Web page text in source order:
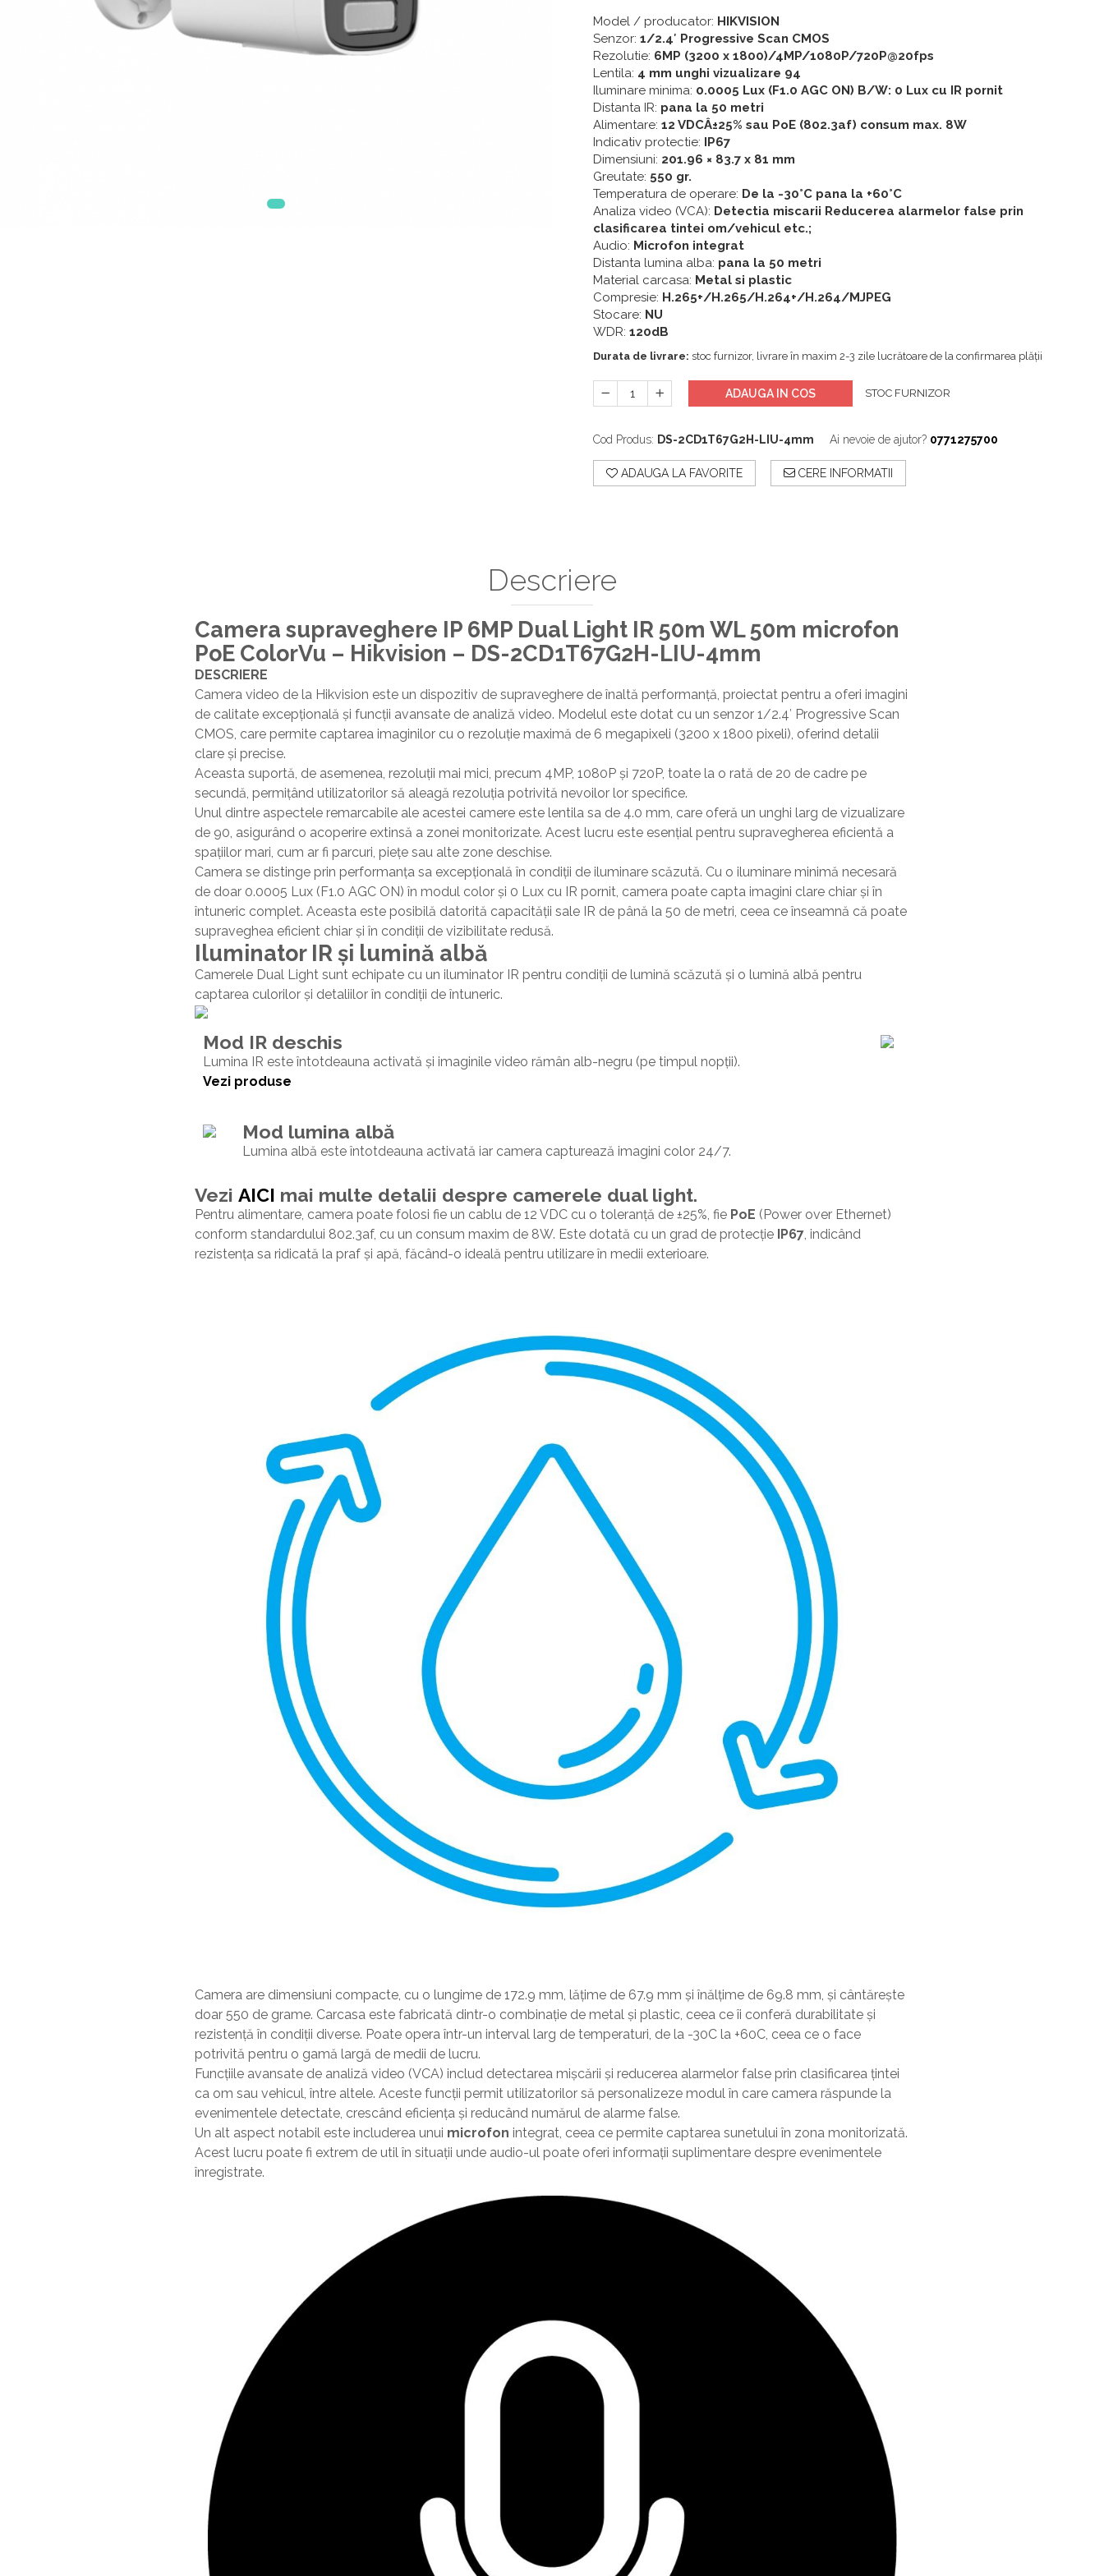
Model / producator: HIKVISION
Senzor: 1/2.4′ Progressive Scan CMOS
Rezolutie: 6MP (3200 x 1800)/4MP/1080P/720P@20fps
Lentila: 4 mm unghi vizualizare 94
Iluminare minima: 0.0005 Lux (F1.0 AGC ON) B/W: 0 Lux cu IR pornit
Distanta IR: pana la 50 metri
Alimentare: 12 VDCÂ±25% sau PoE (802.3af) consum max. 8W
Indicativ protectie: IP67
Dimensiuni: 201.96 × 83.7 x 81 mm
Greutate: 550 gr.
Temperatura de operare: De la -30°C pana la +60°C
Analiza video (VCA): Detectia miscarii Reducerea alarmelor false prin
clasificarea tintei om/vehicul etc.;
Audio: Microfon integrat
Distanta lumina alba: pana la 50 metri
Material carcasa: Metal si plastic
Compresie: H.265+/H.265/H.264+/H.264/MJPEG
Stocare: NU
WDR: 120dB
Durata de livrare: stoc furnizor, livrare în maxim 2-3 zile lucrătoare de la confirmarea plății
ADAUGA IN COS STOC FURNIZOR
Cod Produs: DS-2CD1T67G2H-LIU-4mm Ai nevoie de ajutor? 0771275700
ADAUGA LA FAVORITE CERE INFORMATII
Descriere
Camera supraveghere IP 6MP Dual Light IR 50m WL 50m microfon
PoE ColorVu – Hikvision – DS-2CD1T67G2H-LIU-4mm
DESCRIERE
Camera video de la Hikvision este un dispozitiv de supraveghere de înaltă performanță, proiectat pentru a oferi imagini
de calitate excepțională și funcții avansate de analiză video. Modelul este dotat cu un senzor 1/2.4′ Progressive Scan
CMOS, care permite captarea imaginilor cu o rezoluție maximă de 6 megapixeli (3200 x 1800 pixeli), oferind detalii
clare și precise.
Aceasta suportă, de asemenea, rezoluții mai mici, precum 4MP, 1080P și 720P, toate la o rată de 20 de cadre pe
secundă, permițând utilizatorilor să aleagă rezoluția potrivită nevoilor lor specifice.
Unul dintre aspectele remarcabile ale acestei camere este lentila sa de 4.0 mm, care oferă un unghi larg de vizualizare
de 90, asigurând o acoperire extinsă a zonei monitorizate. Acest lucru este esențial pentru supravegherea eficientă a
spațiilor mari, cum ar fi parcuri, piețe sau alte zone deschise.
Camera se distinge prin performanța sa excepțională în condiții de iluminare scăzută. Cu o iluminare minimă necesară
de doar 0.0005 Lux (F1.0 AGC ON) în modul color și 0 Lux cu IR pornit, camera poate capta imagini clare chiar și în
întuneric complet. Aceasta este posibilă datorită capacității sale IR de până la 50 de metri, ceea ce înseamnă că poate
supraveghea eficient chiar și în condiții de vizibilitate redusă.
Iluminator IR și lumină albă
Camerele Dual Light sunt echipate cu un iluminator IR pentru condiții de lumină scăzută și o lumină albă pentru
captarea culorilor și detaliilor în condiții de întuneric.
Mod IR deschis
Lumina IR este întotdeauna activată și imaginile video rămân alb-negru (pe timpul nopții).
Vezi produse
Mod lumina albă
Lumina albă este întotdeauna activată iar camera capturează imagini color 24/7.
Vezi AICI mai multe detalii despre camerele dual light.
Pentru alimentare, camera poate folosi fie un cablu de 12 VDC cu o toleranță de ±25%, fie PoE (Power over Ethernet)
conform standardului 802.3af, cu un consum maxim de 8W. Este dotată cu un grad de protecție IP67 , indicând
rezistența sa ridicată la praf și apă, făcând-o ideală pentru utilizare în medii exterioare.
Camera are dimensiuni compacte, cu o lungime de 172.9 mm, lățime de 67.9 mm și înălțime de 69.8 mm, și cântărește
doar 550 de grame. Carcasa este fabricată dintr-o combinație de metal și plastic, ceea ce îi conferă durabilitate și
rezistență în condiții diverse. Poate opera într-un interval larg de temperaturi, de la -30C la +60C, ceea ce o face
potrivită pentru o gamă largă de medii de lucru.
Funcțiile avansate de analiză video (VCA) includ detectarea mișcării și reducerea alarmelor false prin clasificarea țintei
ca om sau vehicul, între altele. Aceste funcții permit utilizatorilor să personalizeze modul în care camera răspunde la
evenimentele detectate, crescând eficiența și reducând numărul de alarme false.
Un alt aspect notabil este includerea unui microfon integrat, ceea ce permite captarea sunetului în zona monitorizată.
Acest lucru poate fi extrem de util în situații unde audio-ul poate oferi informații suplimentare despre evenimentele
înregistrate.